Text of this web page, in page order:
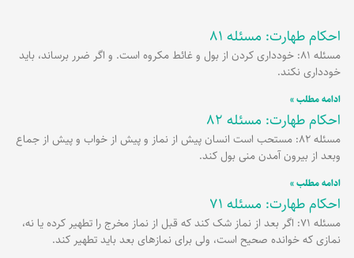
احکام طهارت: مسئله 81
مسئله 81: خودداری کردن از بول و غائط مکروه است. و اگر ضرر برساند، باید
خودداری نکند.
ادامه مطلب »
احکام طهارت: مسئله 82
مسئله 82: مستحب است انسان پیش از نماز و پیش از خواب و پیش از جماع
وبعد از بیرون آمدن منی بول کند.
ادامه مطلب »
احکام طهارت: مسئله 71
مسئله 71: اگر بعد از نماز شک کند که قبل از نماز مخرج را تطهیر کرده یا نه،
نمازی که خوانده صحیح است، ولی برای نمازهای بعد باید تطهیر کند.
برگهبرگهبرگه